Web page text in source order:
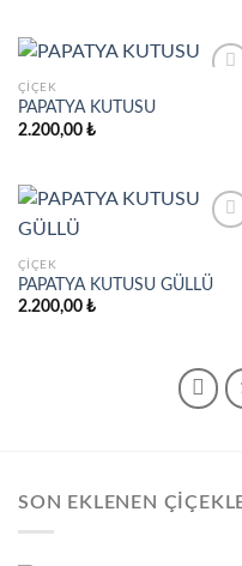
ÇIÇEK
PAPATYA KUTUSU
2.200,00 ₺
Add to
ÇIÇEK
PAPATYA KUTUSU GÜLLÜ
2.200,00 ₺
SON EKLENEN